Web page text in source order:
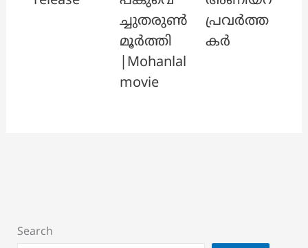
ച്ചുതരുൺ
മൂർത്തി
|Mohanlal
movie
പ്രവർത്ത
കർ
Search